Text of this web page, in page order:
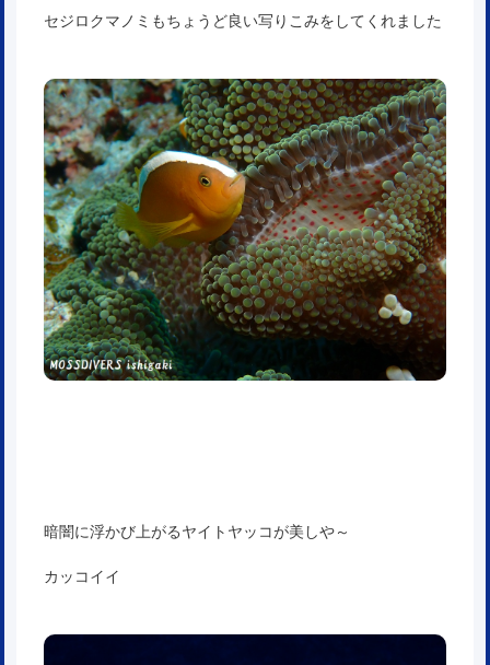
セジロクマノミもちょうど良い写りこみをしてくれました
暗闇に浮かび上がるヤイトヤッコが美しや～
カッコイイ